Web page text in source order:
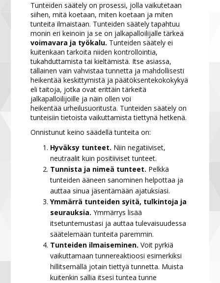
Tunteiden säätely on prosessi, jolla vaikutetaan
siihen, mitä koetaan, miten koetaan ja miten
tunteita ilmaistaan. Tunteiden säätely tapahtuu
monin eri keinoin ja se on jalkapalloilijalle tärkeä
voimavara ja työkalu. Tunteiden säätely ei
kuitenkaan tarkoita niiden kontrollointia,
tukahduttamista tai kieltämistä. Itse asiassa,
tällainen vain vahvistaa tunnetta ja mahdollisesti
heikentää keskittymistä ja päätöksentekokokykyä
eli taitoja, jotka ovat erittäin tärkeitä
jalkapalloilijoille ja näin ollen voi
heikentää urheilusuoritusta. Tunteiden säätely on
tunteisiin tietoista vaikuttamista tiettynä hetkenä.
Onnistunut keino säädellä tunteita on:
Hyväksy tunteet. Niin negatiiviset,
neutraalit kuin positiiviset tunteet.
Tunnista ja nimeä tunteet. Pelkkä
tunteiden ääneen sanominen helpottaa ja
auttaa sinua jäsentämään ajatuksiasi.
Ymmärrä tunteiden syitä, tulkintoja ja
seurauksia. Ymmärrys lisää
itsetuntemustasi ja auttaa tulevaisuudessa
säätelemään tunteita paremmin.
Tunteiden ilmaiseminen. Voit pyrkiä
vaikuttamaan tunnereaktioosi esimerkiksi
hillitsemällä jotain tiettyä tunnetta. Muista
kuitenkin sallia itsesi tuntea tunne